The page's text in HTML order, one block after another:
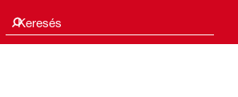
Keresés
Keresési javaslatok